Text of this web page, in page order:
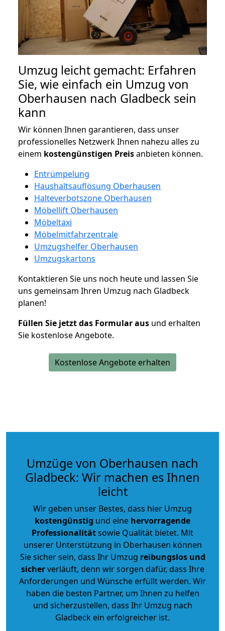
Umzug leicht gemacht: Erfahren
Sie, wie einfach ein Umzug von
Oberhausen nach Gladbeck sein
kann
Wir können Ihnen garantieren, dass unser
professionelles Netzwerk Ihnen nahezu alles zu
einem kostengünstigen Preisanbieten können.
Entrümpelung
Haushaltsauflösung Oberhausen
Halteverbotszone Oberhausen
Möbellift Oberhausen
Möbeltaxi
Möbelmitfahrzentrale
Umzugshelfer Oberhausen
Umzugskartons
Kontaktieren Sie uns noch heute und lassen Sie
uns gemeinsam Ihren Umzug nach Gladbeck
planen!
Füllen Sie jetzt das Formular aus und erhalten
Sie kostenlose Angebote.
Kostenlose Angebote erhalten
Umzüge von Oberhausen nach
Gladbeck: Wir machen es Ihnen
leicht
Wir geben unser Bestes, dass hier Umzug
kostengünstig und eine hervorragende
Professionalitätsowie Qualität bietet. Mit
unserer Unterstützung in Oberhausen können
Sie sicher sein, dass Ihr Umzug reibungslos und
sicherverläuft, denn wir sorgen dafür, dass Ihre
Anforderungen und Wünsche erfüllt werden. Wir
haben die besten Partner, um Ihnen zu helfen
und sicherzustellen, dass Ihr Umzug nach
Gladbeck ein erfolgreicher ist.